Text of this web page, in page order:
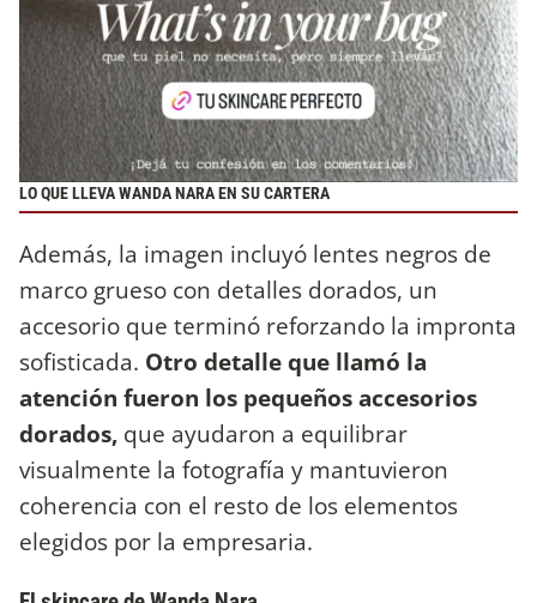
LO QUE LLEVA WANDA NARA EN SU CARTERA
Además, la imagen incluyó lentes negros de
marco grueso con detalles dorados, un
accesorio que terminó reforzando la impronta
sofisticada. Otro detalle que llamó la
atención fueron los pequeños accesorios
dorados, que ayudaron a equilibrar
visualmente la fotografía y mantuvieron
coherencia con el resto de los elementos
elegidos por la empresaria.